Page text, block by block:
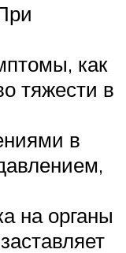
как
тяжести в
в
на органы